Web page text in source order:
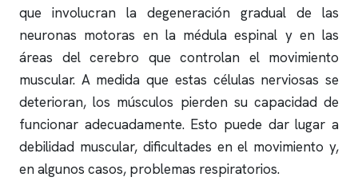
que involucran la degeneración gradual de las
neuronas motoras en la médula espinal y en las
áreas del cerebro que controlan el movimiento
muscular. A medida que estas células nerviosas se
deterioran, los músculos pierden su capacidad de
funcionar adecuadamente. Esto puede dar lugar a
debilidad muscular, dificultades en el movimiento y,
en algunos casos, problemas respiratorios.